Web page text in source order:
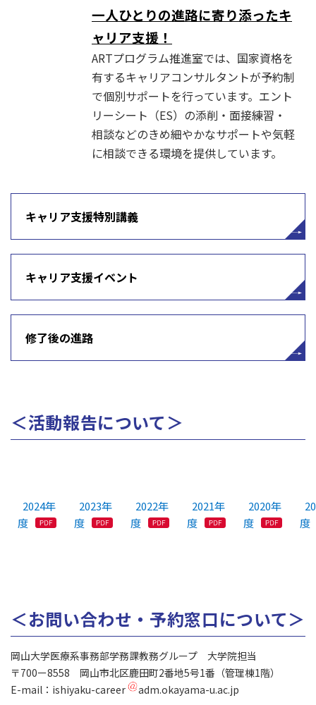
一人ひとりの進路に寄り添ったキ
ャリア支援！
ARTプログラム推進室では、国家資格を
有するキャリアコンサルタントが予約制
で個別サポートを行っています。 エント
リーシート（ES）の添削・面接練習・
相談などのきめ細やかなサポートや気軽
に相談できる環境を提供しています。
キャリア支援特別講義
キャリア支援イベント
修了後の進路
＜活動報告について＞
2024年
度
2023年
度
2022年
度
2021年
度
2020年
度
度
＜お問い合わせ・予約窓口について＞
岡山大学医療系事務部学務課教務グループ 大学院担当
〒700ー8558 岡山市北区鹿田町2番地5号1番（管理棟1階）
E-mail：ishiyaku-career
adm.okayama-u.ac.jp